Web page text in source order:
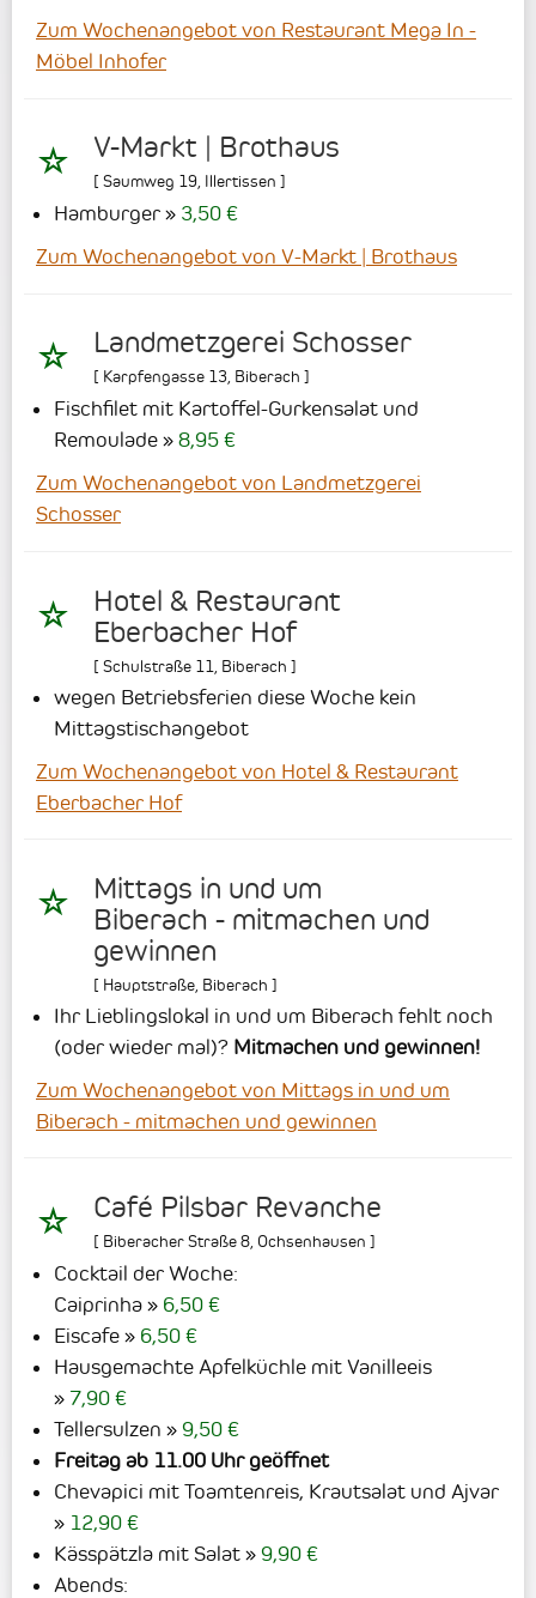
Zum Wochenangebot von Restaurant Mega In -
Möbel Inhofer
V-Markt | Brothaus
[ Saumweg 19 Illertissen ]
Hamburger
3,50 €
Zum Wochenangebot von V-Markt | Brothaus
Landmetzgerei Schosser
[ Karpfengasse 13, Biberach ]
Fischfilet mit Kartoffel-Gurkensalat und
Remoulade
8,95 €
Zum Wochenangebot von Landmetzgerei
Schosser
Hotel & Restaurant
Eberbacher Hof
[ Schulstraße 11 Biberach ]
wegen Betriebsferien diese Woche kein
Mittagstischangebot
Zum Wochenangebot von Hotel & Restaurant
Eberbacher Hof
Mittags in und um
Biberach - mitmachen und
gewinnen
[ Hauptstraße Biberach ]
Ihr Lieblingslokal in und um Biberach fehlt noch
(oder wieder mal)? Mitmachen und gewinnen!
Zum Wochenangebot von Mittags in und um
Biberach - mitmachen und gewinnen
Café Pilsbar Revanche
[ Biberacher Straße 8 Ochsenhausen ]
Cocktail der Woche:
Caiprinha
6,50 €
Eiscafe
6,50 €
Hausgemachte Apfelküchle mit Vanilleeis
7,90 €
Tellersulzen
9,50 €
Freitag ab 11.00 Uhr geöffnet
Chevapici mit Toamtenreis, Krautsalat und Ajvar
12,90 €
Kässpätzla mit Salat
9,90 €
Abends: